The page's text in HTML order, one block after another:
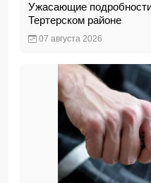
Ужасающие
Тертерском районе
07 августа 2026